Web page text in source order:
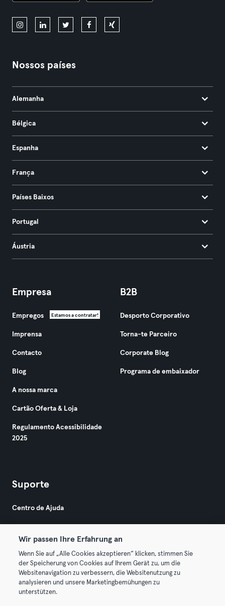
Nossos países
Alemanha
Bélgica
Espanha
França
Países Baixos
Portugal
Áustria
Empresa
Empregos Estamos a contratar!
Imprensa
Contacto
Blog
A nossa marca
Cartão Oferta & Loja
Regulamento Acessibilidade
2025
B2B
Desporto Corporativo
Torna-te Parceiro
Corporate Blog
Programa de embaixador
Suporte
Centro de Ajuda
© 2026 Urban Sports Group GmbH. All rights reserved.
Termos & Condições
Wir passen Ihre Erfahrung an
Wenn Sie auf „Alle Cookies akzeptieren“ klicken, stimmen Sie
der Speicherung von Cookies auf Ihrem Gerät zu, um die
Websitenavigation zu verbessern, die Websitenutzung zu
analysieren und unsere Marketingbemühungen zu
unterstützen.